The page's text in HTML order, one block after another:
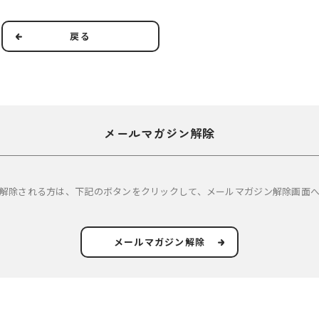
者の氏名（かな含む）、メールアドレス、任意のパスワードをご登録いただ
同意の上で利用者が登録したメールアドレス宛ての当社からのメールマガジン
ン等の紹介
戻る
メールマガジン解除
除される方は、下記のボタンをクリックして、メールマガジン解除画面へ
メールマガジン解除